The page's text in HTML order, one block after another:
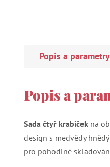
Popis a parametry
Popis a
Sada čtyř krabiček na
design s medvědy
pro pohodlné